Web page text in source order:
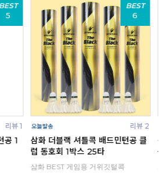
BEST
리뷰 2
공 클
BEST
리뷰 3
삼화 셔틀콕 배드랩 빅윙 배드민턴
공 거위 깃털
거위깃털 동호인 클럽 셔틀콕